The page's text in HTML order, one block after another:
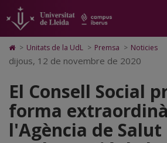
Consell
Social
premia
de
forma
extraordinària
pàgina
principal.
Universitat
Lleida
contingut
principal
Mapa
Web.
Universitat
Cerca
Accessibilitat.
Universitat
Lleida
Icono
de
Home
ir
a
la
página
de
inicio
> Unitats de la UdL > Premsa > Noticies
dijous, 12 de novembre de 2020
El Consell Social
forma
l'Agència de